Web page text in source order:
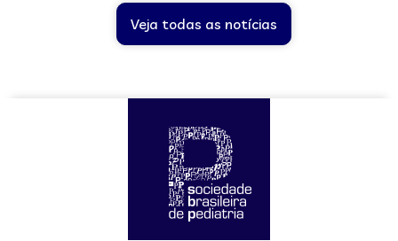
Veja todas as notícias